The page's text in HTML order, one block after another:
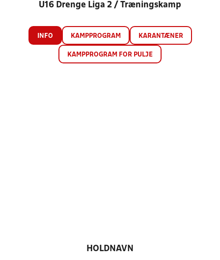
U16 Drenge Liga 2 / Træningskamp
INFO KAMPPROGRAM KARANTÆNER
KAMPPROGRAM FOR PULJE
HOLDNAVN